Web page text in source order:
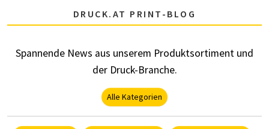
DRUCK.AT PRINT-BLOG
Spannende News aus unserem Produktsortiment und
der Druck-Branche.
Alle Kategorien